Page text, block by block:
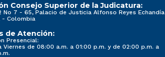
Consejo Superior de la Judicatura:
No 7 - 65, Palacio de Justicia Alfonso Reyes Echandía
- Colombia
de Atención:
Presencial:
Viernes de 08:00 a.m. a 01:00 p.m. y de 02:00 p.m. a